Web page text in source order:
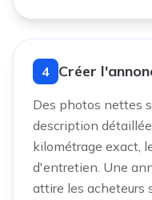
4 Créer
Des photos nettes
description
kilométrage exact,
d'entretien. Une
attire les acheteurs